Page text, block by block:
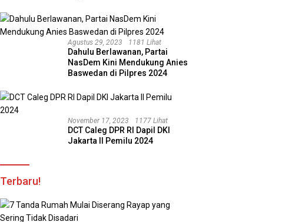
Agustus 29, 2023 1181 Lihat
Dahulu Berlawanan, Partai
NasDem Kini Mendukung Anies
Baswedan di Pilpres 2024
November 17, 2023 1177 Lihat
DCT Caleg DPR RI Dapil DKI
Jakarta II Pemilu 2024
Terbaru!